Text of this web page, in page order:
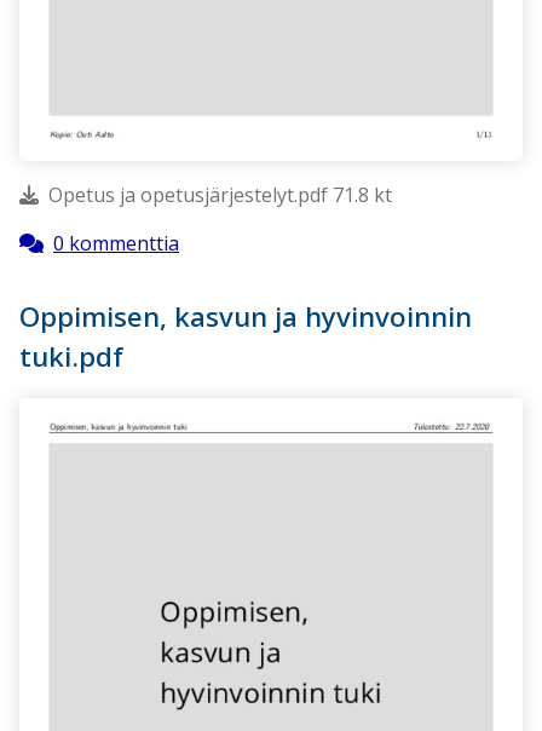
Opetus ja opetusjärjestelyt.pdf 71.8 kt
0 kommenttia
Oppimisen, kasvun ja hyvinvoinnin
tuki.pdf